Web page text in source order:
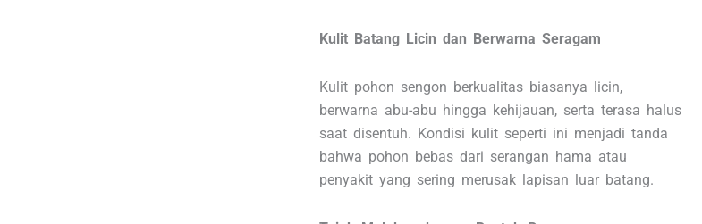
Kulit Batang Licin dan Berwarna Seragam
Kulit pohon sengon berkualitas biasanya licin,
berwarna abu-abu hingga kehijauan, serta terasa halus
saat disentuh. Kondisi kulit seperti ini menjadi tanda
bahwa pohon bebas dari serangan hama atau
penyakit yang sering merusak lapisan luar batang.